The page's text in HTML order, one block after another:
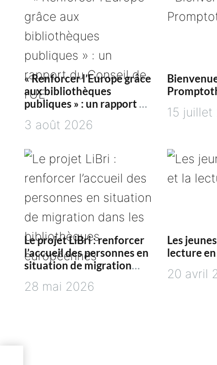
i
g
a
t
i
o
n
d
e
l
’
« Renforcer l’Europe grâce
aux bibliothèques
publiques » : un rapport du
3 août 2026
15 juillet
Le projet LiBri : renforcer
l’accueil des personnes en
situation de migration
européennes
28 mai 2026
Les
lecture
20 avril